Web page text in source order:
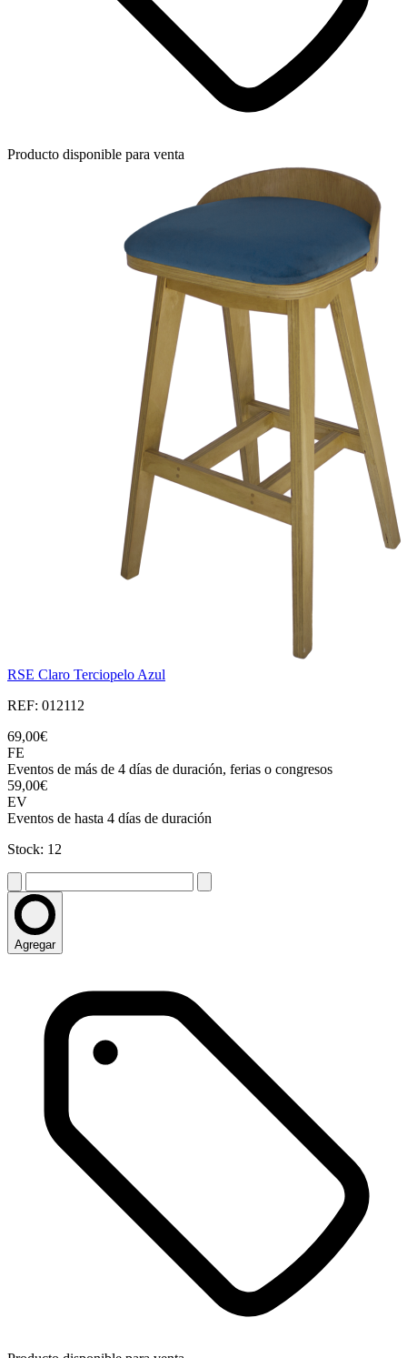
Producto disponible para venta
RSE Claro Terciopelo Azul
REF: 012112
69,00€
FE
Eventos de más de 4 días de duración, ferias o congresos
59,00€
EV
Eventos de hasta 4 días de duración
Stock: 12
Agregar